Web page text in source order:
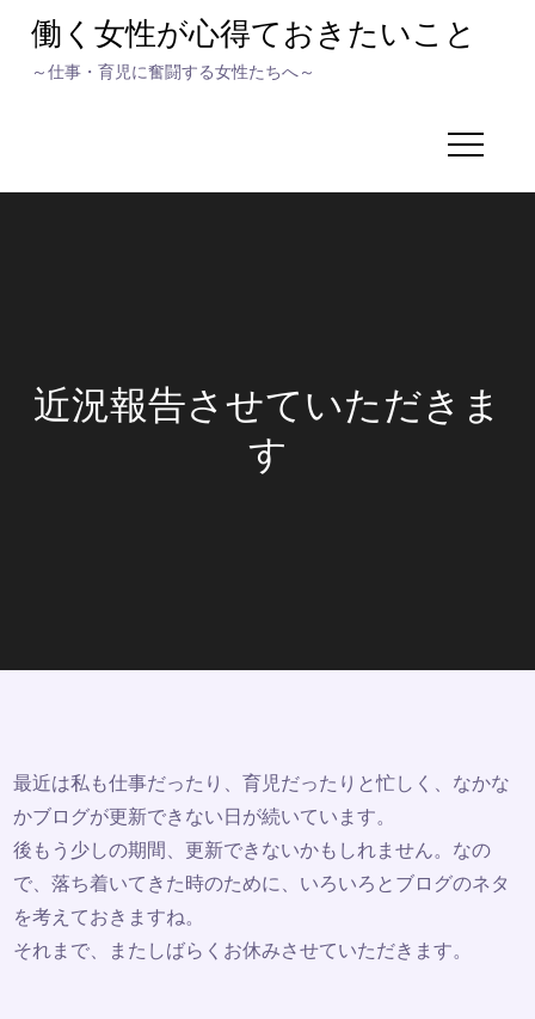
content
働く女性が心得ておきたいこと
～仕事・育児に奮闘する女性たちへ～
近況報告させていただきま
す
最近は私も仕事だったり、育児だったりと忙しく、なかな
かブログが更新できない日が続いています。
後もう少しの期間、更新できないかもしれません。なの
で、落ち着いてきた時のために、いろいろとブログのネタ
を考えておきますね。
それまで、またしばらくお休みさせていただきます。